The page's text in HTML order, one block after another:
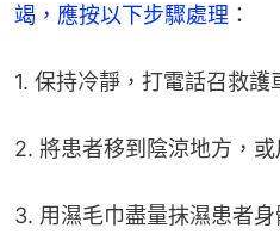
竭，應按以下步驟處理 ：
1. 保持冷靜，打電話召救護
2. 將患者移到陰涼地方，
3. 用濕毛巾盡量抹濕患者身